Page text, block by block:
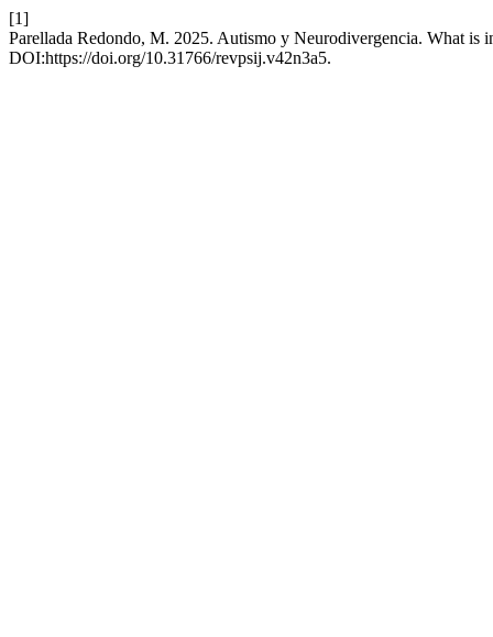
[1]
Parellada Redondo, M. 2025. Autismo y Neurodivergencia. What is
DOI:https://doi.org/10.31766/revpsij.v42n3a5.